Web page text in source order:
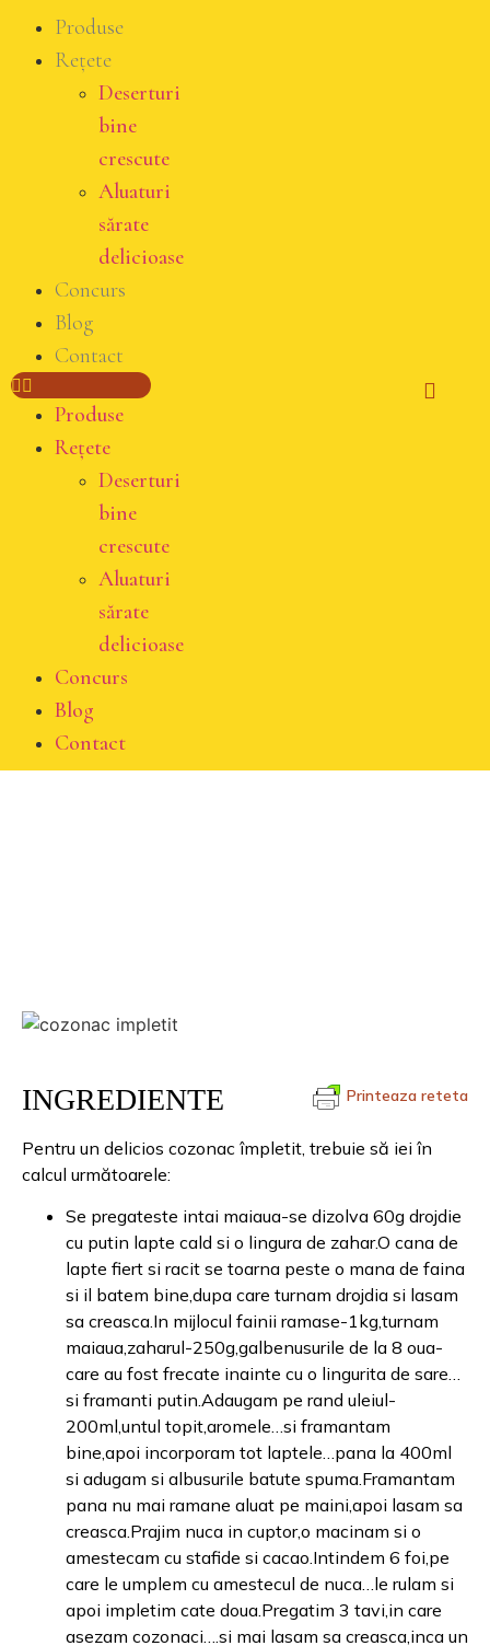
Produse
Rețete
Deserturi
bine
crescute
Aluaturi
sărate
delicioase
Concurs
Blog
Contact
Produse
Rețete
Deserturi
bine
crescute
Aluaturi
sărate
delicioase
Concurs
Blog
Contact
Printeaza reteta
INGREDIENTE
Pentru un delicios cozonac împletit, trebuie să iei în
calcul următoarele:
Se pregateste intai maiaua-se dizolva 60g drojdie
cu putin lapte cald si o lingura de zahar.O cana de
lapte fiert si racit se toarna peste o mana de faina
si il batem bine,dupa care turnam drojdia si lasam
sa creasca.In mijlocul fainii ramase-1kg,turnam
maiaua,zaharul-250g,galbenusurile de la 8 oua-
care au fost frecate inainte cu o lingurita de sare…
si framanti putin.Adaugam pe rand uleiul-
200ml,untul topit,aromele…si framantam
bine,apoi incorporam tot laptele…pana la 400ml
si adugam si albusurile batute spuma.Framantam
pana nu mai ramane aluat pe maini,apoi lasam sa
creasca.Prajim nuca in cuptor,o macinam si o
amestecam cu stafide si cacao.Intindem 6 foi,pe
care le umplem cu amestecul de nuca…le rulam si
apoi impletim cate doua.Pregatim 3 tavi,in care
asezam cozonaci….si mai lasam sa creasca,inca un